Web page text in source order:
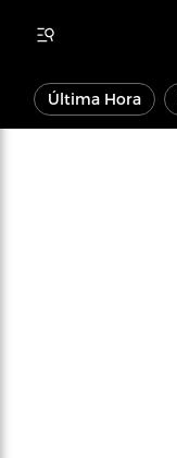
Última Hora